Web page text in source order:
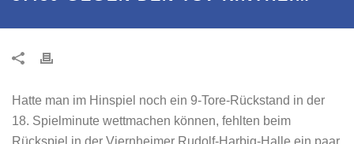
Hatte man im Hinspiel noch ein 9-Tore-Rückstand in der
18. Spielminute wettmachen können, fehlten beim
Rückspiel in der Viernheimer Rudolf-Harbig-Halle ein paar